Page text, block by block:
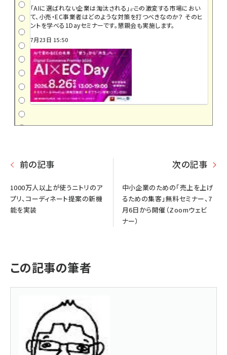
「AIに選ばれない企業は淘汰される」――。この激変する市場におい
て、小売・EC事業者はどのような対策を打つべきなのか？ そのヒ
ントを学べる1Dayセミナーです。懇親会も実施します。
7月23日 15:50
前の記事
1000万人以上が使うニトリのア
プリ、コーディネート提案の新機
能を実装
次の記事
中小企業のための「売上を上げ
るための集客」無料セミナー、7
月6日から開催（Zoomウェビ
ナー）
この記事の筆者